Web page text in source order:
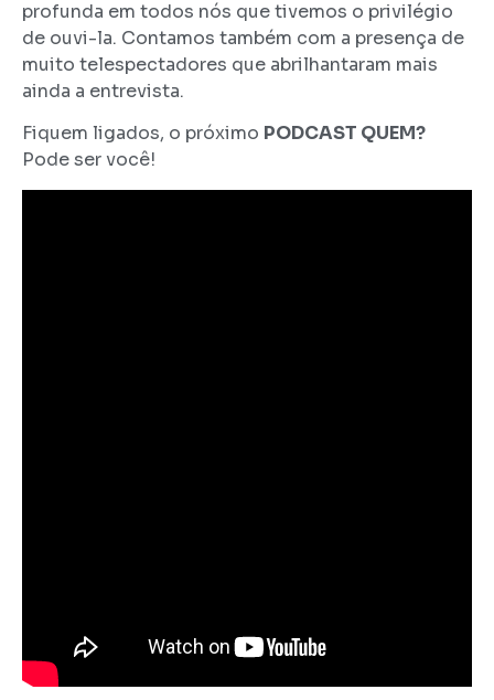
profunda em todos nós que tivemos o privilégio
de ouvi-la. Contamos também com a presença de
muito telespectadores que abrilhantaram mais
ainda a entrevista.
Fiquem ligados, o próximo PODCAST QUEM?
Pode ser você!